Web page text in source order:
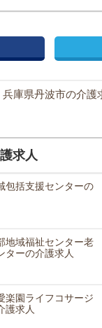
兵庫県丹波市の介護
求人
包括支援センターの
地域福祉センター老
ターの介護求人
楽園ライフコサージ
護求人